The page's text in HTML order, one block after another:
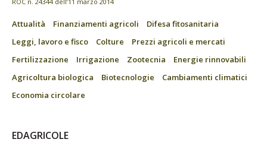
Attualità Finanziamenti agricoli
Difesa fitosanitaria
Leggi, lavoro e fisco
Colture
Prezzi agricoli e mercati
Fertilizzazione
Irrigazione Zootecnia
Energie rinnovabili
Agricoltura biologica
Biotecnologie
Cambiamenti climatici
Economia circolare
EDAGRICOLE